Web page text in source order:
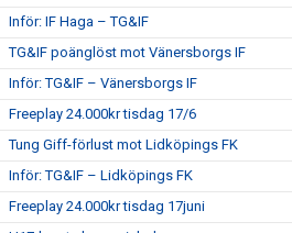
Inför: IF Haga – TG&IF
TG&IF poänglöst mot Vänersborgs IF
Inför: TG&IF – Vänersborgs IF
Freeplay 24.000kr tisdag 17/6
Tung Giff-förlust mot Lidköpings FK
Inför: TG&IF – Lidköpings FK
Freeplay 24.000kr tisdag 17juni